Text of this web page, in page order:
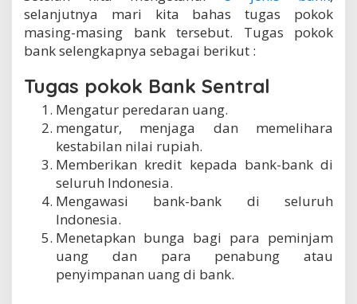
n
d
n
e
s
i
a
selanjutnya mari kita bahas tugas pokok
masing-masing bank tersebut. Tugas pokok
bank selengkapnya sebagai berikut :
Tugas pokok Bank Sentral
Mengatur peredaran uang.
mengatur, menjaga dan memelihara
kestabilan nilai rupiah.
Memberikan kredit kepada bank-bank di
seluruh Indonesia.
Mengawasi bank-bank di seluruh
Indonesia.
Menetapkan bunga bagi para peminjam
uang dan para penabung atau
penyimpanan uang di bank.